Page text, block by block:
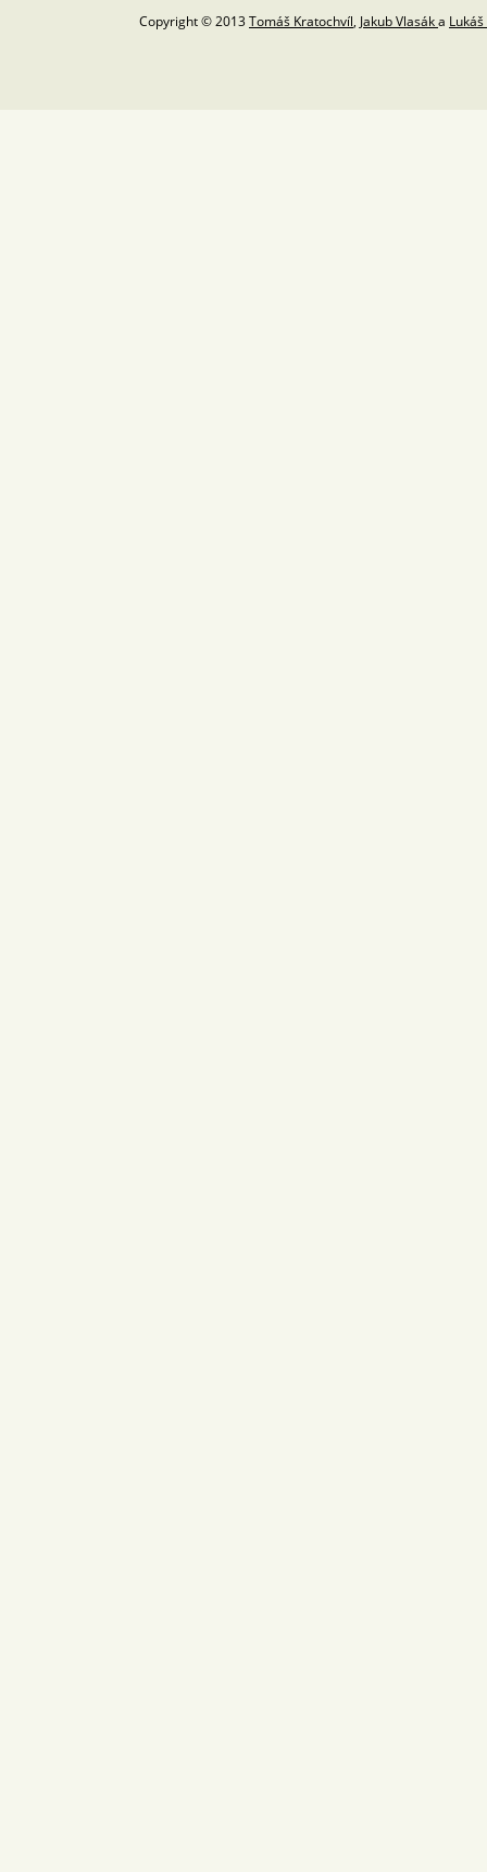
Copyright © 2013Tomáš Kratochvíl, Jakub Vlasáka